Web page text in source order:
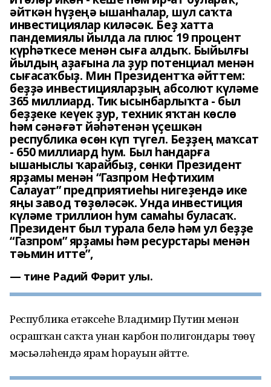
әйткән һүҙеңә ышанһалар, шул саҡта
инвестициялар киләсәк. Беҙ хатта
пандемиялы йылда ла плюс 19 процент
күрһәткесе менән сыға алдыҡ. Быйылғы
йылдың аҙағына ла ҙур потенциал менән
сығасаҡбыҙ. Мин Президентҡа әйттем:
беҙҙә инвестицияларҙың абсолют күләме
365 миллиард. Тик ысынбарлыҡта - был
беҙҙеке кеүек ҙур, техник яҡтан көслө
һәм сәнәғәт йәһәтенән үҫешкән
республика өсөн күп түгел. Беҙҙең маҡсат
- 650 миллиард һум. Был һандарға
ышаныслы ҡарайбыҙ, сөнки Президент
ярҙамы менән “Газпром Нефтихим
Салауат” предприятиеһы нигеҙендә ике
яңы завод төҙөләсәк. Унда инвестиция
күләме триллион һум самаһы буласаҡ.
Президент был турала белә һәм ул беҙҙе
“Газпром” ярҙамы һәм ресурстары менән
тәьмин итте”,
тине Радий Фәрит улы.
Республика етәксеһе Владимир Путин менән
осрашҡан саҡта унан карбон полигондары төҙөү
мәсьәләһендә ярҙам һорауын әйтте.